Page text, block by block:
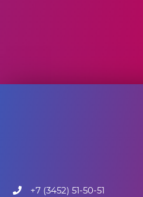
+7 (3452) 51-50-51